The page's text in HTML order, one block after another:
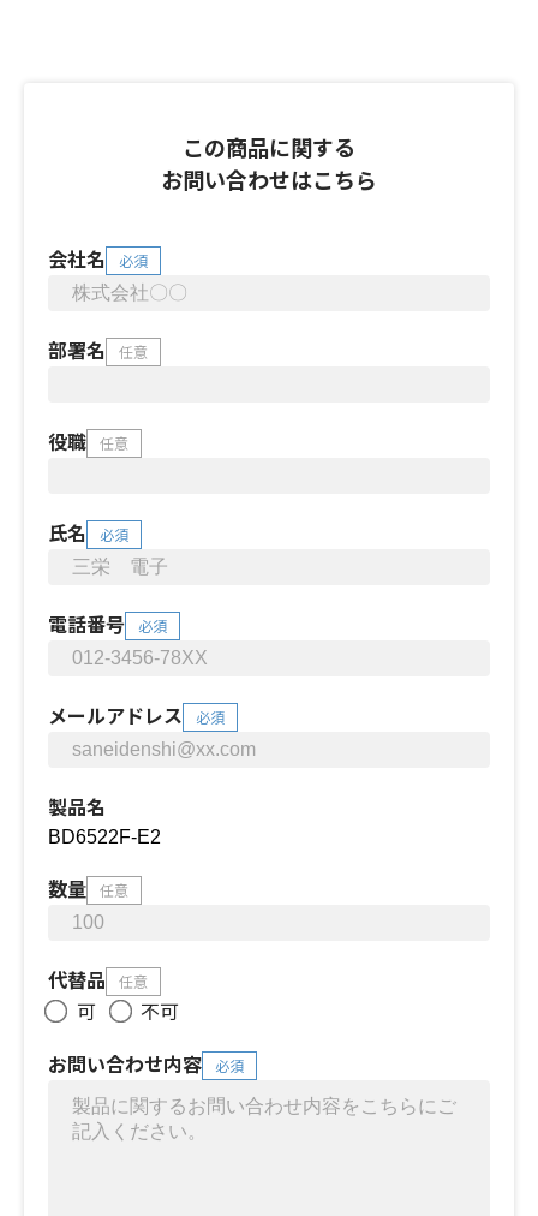
この商品に関する
お問い合わせはこちら
会社名 必須
部署名 任意
役職 任意
氏名 必須
電話番号 必須
メールアドレス 必須
製品名
数量 任意
代替品 任意
可
不可
お問い合わせ内容
必須